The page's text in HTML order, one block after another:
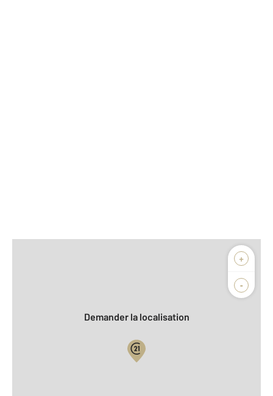
+
-
Biens vendus
Demander la localisation